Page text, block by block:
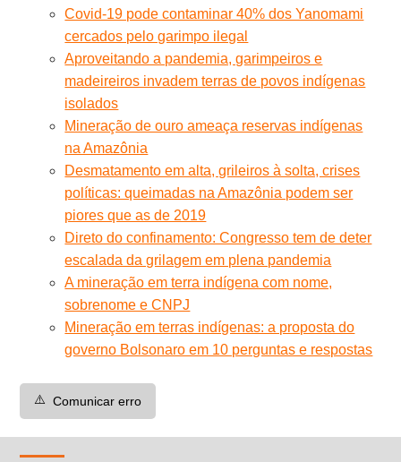
Covid-19 pode contaminar 40% dos Yanomami
cercados pelo garimpo ilegal
Aproveitando a pandemia, garimpeiros e
madeireiros invadem terras de povos indígenas
isolados
Mineração de ouro ameaça reservas indígenas
na Amazônia
Desmatamento em alta, grileiros à solta, crises
políticas: queimadas na Amazônia podem ser
piores que as de 2019
Direto do confinamento: Congresso tem de deter
escalada da grilagem em plena pandemia
A mineração em terra indígena com nome,
sobrenome e CNPJ
Mineração em terras indígenas: a proposta do
governo Bolsonaro em 10 perguntas e respostas
⚠️ Comunicar erro